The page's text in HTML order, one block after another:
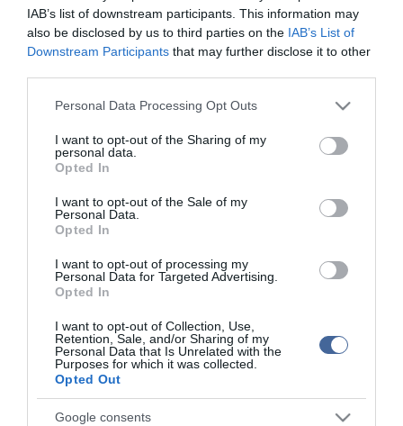
IAB’s list of downstream participants. This information may
also be disclosed by us to third parties on the IAB’s List of
Downstream Participants that may further disclose it to other
Please note that this website/app uses one or more Google
not limited to your visit or usage behaviour. You may click to
grant or deny consent to Google and its third-party tags to
use your data for below specified purposes in below Google
consent section.
Personal Data Processing Opt Outs
I want to opt-out of the Sharing of my
personal data.
Opted In
I want to opt-out of the Sale of my
Personal Data.
Opted In
I want to opt-out of processing my
Personal Data for Targeted Advertising.
Opted In
I want to opt-out of Collection, Use,
Retention, Sale, and/or Sharing of my
Personal Data that Is Unrelated with the
Purposes for which it was collected.
Opted Out
Google consents
ma.hu legfrissebb hírei:
22:22
Saját életét is kockára tette a magyar erdész, hogy
megállítsa a tüzet
A Miniszterelnökség felmondta a Lounge Eventtel kötött
Megérkezett az eső a Duna vízgyűjtőjére
ingatlanmaffia ügyében
Vizes Eb - Megvan az első magyar arany, a nyíltvízi úszó
Magyar Péter: Tízéves mélypontra csökkent az infláció
top cikkek:
Nem is olyan egészséges a népszerű banán?
top fórum témák: